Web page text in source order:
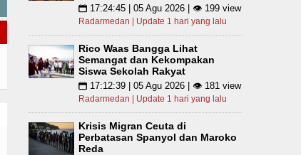
📅 17:24:45 | 05 Agu 2026 | 👁 199 view
Radarmedan | Update 1 hari yang lalu
Rico Waas Bangga Lihat
Semangat dan Kekompakan
Siswa Sekolah Rakyat
📅 17:12:39 | 05 Agu 2026 | 👁 181 view
Radarmedan | Update 1 hari yang lalu
Krisis Migran Ceuta di
Perbatasan Spanyol dan Maroko
Reda